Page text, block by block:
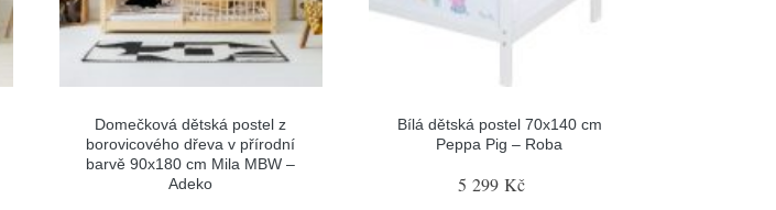
Domečková dětská postel z
borovicového dřeva v přírodní
barvě 90x180 cm Mila MBW –
Adeko
Bílá dětská postel 70x140 cm
Peppa Pig – Roba
5 299 Kč